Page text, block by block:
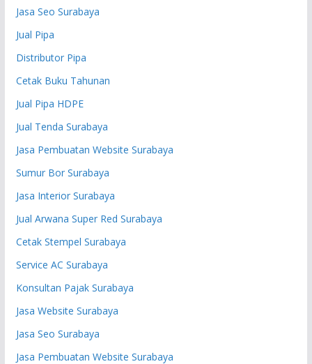
Jasa Seo Surabaya
Jual Pipa
Distributor Pipa
Cetak Buku Tahunan
Jual Pipa HDPE
Jual Tenda Surabaya
Jasa Pembuatan Website Surabaya
Sumur Bor Surabaya
Jasa Interior Surabaya
Jual Arwana Super Red Surabaya
Cetak Stempel Surabaya
Service AC Surabaya
Konsultan Pajak Surabaya
Jasa Website Surabaya
Jasa Seo Surabaya
Jasa Pembuatan Website Surabaya